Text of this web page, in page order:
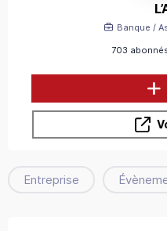
703
Banque /
Entreprise